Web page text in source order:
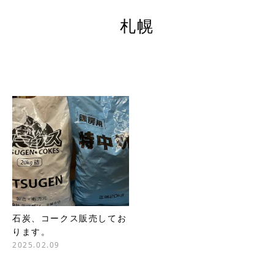
札幌
石炭、コークス販売してお
ります。
2025.02.09